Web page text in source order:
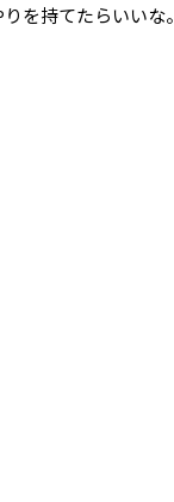
を持てたらいいな。